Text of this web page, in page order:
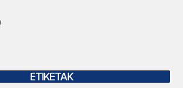
ETIKETAK